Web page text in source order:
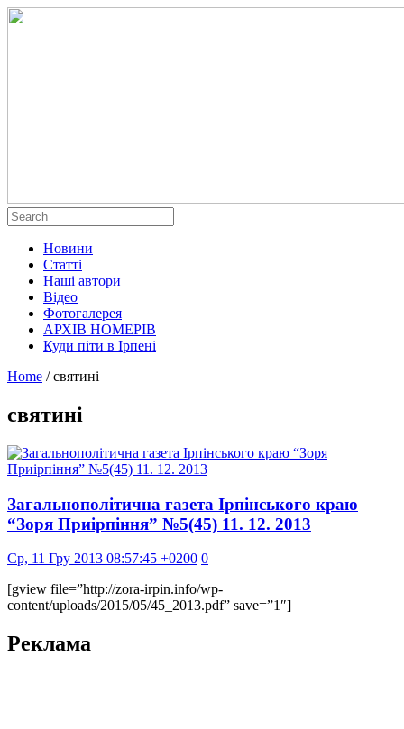
Новини
Статті
Наші автори
Відео
Фотогалерея
АРХІВ НОМЕРІВ
Куди піти в Ірпені
Home / святині
святині
Загальнополітична газета Ірпінського краю
“Зоря Приірпіння” №5(45) 11. 12. 2013
Ср, 11 Гру 2013 08:57:45 +0200 0
[gview file=”http://zora-irpin.info/wp-
content/uploads/2015/05/45_2013.pdf” save=”1″]
Реклама